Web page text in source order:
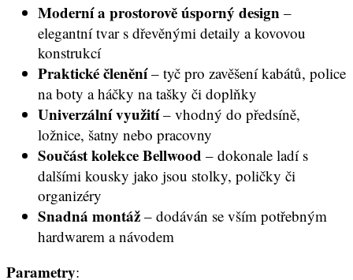
Moderní a prostorově úsporný design –
elegantní tvar s dřevěnými detaily a kovovou
konstrukcí
Praktické členění– tyč pro zavěšení kabátů, police
na boty a háčky na tašky či doplňky
Univerzální využití– vhodný do předsíně,
ložnice, šatny nebo pracovny
Součást kolekce Bellwood – dokonale ladí s
dalšími kousky jako jsou stolky, poličky či
organizéry
Snadná montáž – dodáván se vším potřebným
hardwarem a návodem
Parametry: